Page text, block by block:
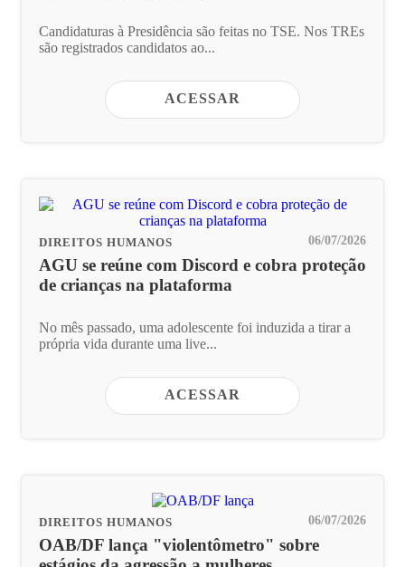
Candidaturas à Presidência são feitas no TSE. Nos TREs
são registrados candidatos ao...
ACESSAR
DIREITOS HUMANOS 06/07/2026
AGU se reúne com Discord e cobra proteção
de crianças na plataforma
No mês passado, uma adolescente foi induzida a tirar a
própria vida durante uma live...
ACESSAR
DIREITOS HUMANOS 06/07/2026
OAB/DF lança "violentômetro" sobre